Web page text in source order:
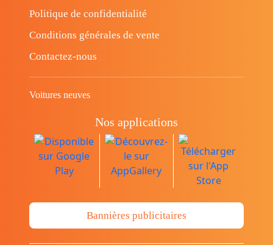
Politique de confidentialité
Conditions générales de vente
Contactez-nous
Voitures neuves
Nos applications
Bannières publicitaires